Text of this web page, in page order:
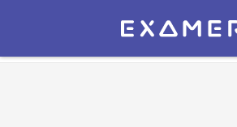
Экзамер — ЕГЭ 2027